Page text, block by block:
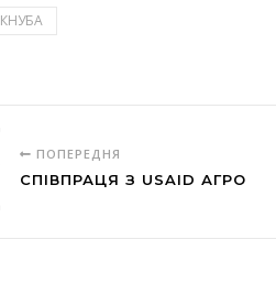
КНУБА
ПОПЕРЕДНЯ
СПІВПРАЦЯ З USAID АГРО